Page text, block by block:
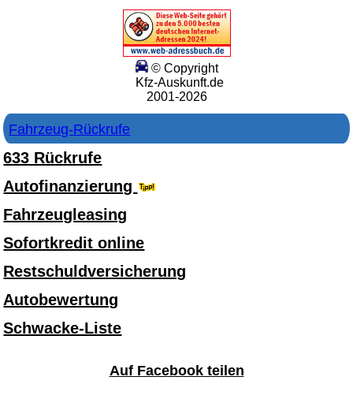
© Copyright
Kfz-Auskunft.de
2001-2026
Fahrzeug-Rückrufe
633 Rückrufe
Autofinanzierung
Fahrzeugleasing
Sofortkredit online
Restschuldversicherung
Autobewertung
Schwacke-Liste
Auf Facebook teilen